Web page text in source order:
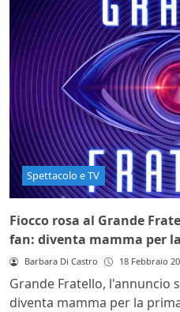
Spettacolo e TV
Fiocco rosa al Grande
fan: diventa mamma per
Barbara Di Castro 18 Febbraio
Grande Fratello, l'annuncio
diventa mamma per la